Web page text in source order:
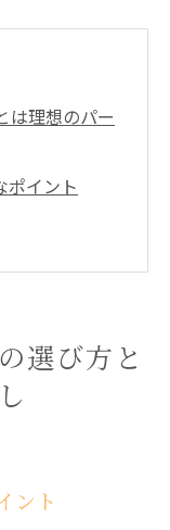
は理想のパー
ポイント
け方
めの心構え
用のポイン
選び方と
ント